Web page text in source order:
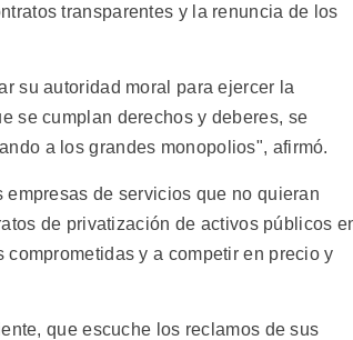
transparentes y la renuncia de los
su autoridad moral para ejercer la
se cumplan derechos y deberes, se
a los grandes monopolios", afirmó.
de servicios que no quieran
de privatización de activos públicos
y a competir en precio y
que escuche los reclamos de sus